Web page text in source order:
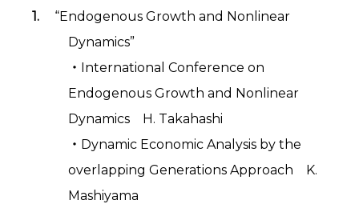
“Endogenous Growth and Nonlinear
Dynamics”
・International Conference on
Endogenous Growth and Nonlinear
Dynamics H. Takahashi
・Dynamic Economic Analysis by the
overlapping Generations Approach K.
Mashiyama